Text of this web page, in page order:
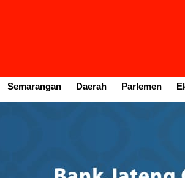
Semarangan Daerah Parlemen